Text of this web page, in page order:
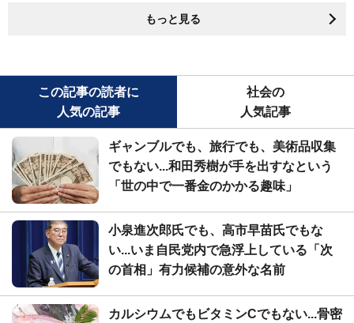
もっと見る
この記事の読者に
人気の記事
社会の
人気記事
ギャンブルでも、旅行でも、美術品収集
でもない...和田秀樹が手を出すなという
「世の中で一番金のかかる趣味」
小泉進次郎氏でも、高市早苗氏でもな
い...いま自民党内で急浮上している「次
の首相」有力候補の意外な名前
カルシウムでもビタミンCでもない...骨密